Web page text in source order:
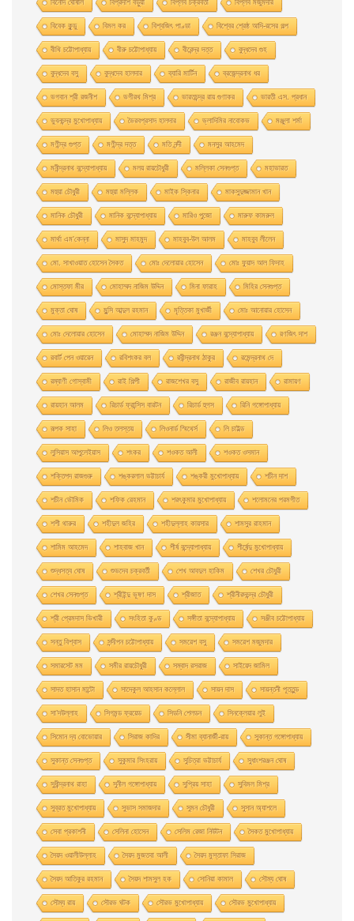
বিনোদ ঘোষাল বিপ্রদাশ বড়ুয়া বিপ্লব চক্রবর্তী বিপ্লব মজুমদার
বিবেক কুন্ডু বিমল কর বিশ্বজিৎ পাণ্ডা বিশ্বের শ্রেষ্ঠ আদি-রসের গল্প
বীথি চট্টোপাধ্যায় বীরু চট্টোপাধ্যায় বীরেন্দ্র দত্ত বুদ্ধদেব গুহ
বুদ্ধদেব বসু বুদ্ধদেব হালদার ব্যারি মার্টিন ব্রজেন্দ্রনাথ ধর
ভগবান শ্রী রজনীশ ভগীরথ মিশ্র ভারতচন্দ্র রায় গুণাকর ভারতী এস. প্রধান
ভুবনচন্দ্র মুখোপাধ্যায় ভৈরবপ্রসাদ হালদার ভ্লাদিমির নাবোকভ মঞ্জুলা শর্মা
মণীন্দ্র গুপ্ত মণীন্দ্র দত্ত মতি নন্দী মনসুর আহমেদ
মনীন্দ্রনাথ বন্দ্যোপাধ্যায় মলয় রায়চৌধুরী মল্লিকা সেনগুপ্ত মহাভারত
মহুয়া চৌধুরী মহুয়া মল্লিক মাইক স্কিনার মাকসুদুজ্জামান খান
মানিক চৌধুরী মানিক বন্দ্যোপাধ্যায় মারিও পুজো মারুফ কামরুল
মার্থা এম'কেন্না মাসুদ মাহমুদ মাহবুব-উল আলম মাহবুব লীলেন
মাে. সাখাওয়াত হােসেন সৈকত মােঃ দেলােয়ার হােসেন মােঃ ফুয়াদ আল ফিদাহ
মােস্তফা মীর মােহাম্মদ নাজিম উদ্দিন মিনা ফারাহ মিহির সেনগুপ্ত
মুক্তা ঘোষ মুন্সি আব্দুল রহমান মৃত্তিকা মুখার্জী মোঃ আনোয়ার হোসেন
মোঃ দেলোয়ার হােসেন মোহাম্মদ নাজিম উদ্দিন রঞ্জন বন্দ্যোপাধ্যায় রণজিৎ দাশ
রবার্ট পেন ওয়ারেন রবিশংকর বল রবীন্দ্রনাথ ঠাকুর রমেন্দ্রনাথ দে
রম্যাণী গোস্বামী রাই শিল্পী রাজশেখর বসু রাজীব রায়হান রামায়ণ
রায়হান আলম রিচার্ড ফ্রান্সিস বারটন রিচার্ড হুগস রিনি গঙ্গোপাধ্যায়
রূপক সাহা লিও তলস্তয় লিওনার্ড স্মিথের্স লি চাইল্ড
লুসিয়াস আপুলেইয়াস শংকর শওকত আলী শওকত ওসমান
শক্তিপদ রাজগুরু শঙ্করলাল ভট্টাচার্য শঙ্করী মুখােপাধ্যায় শচীন দাশ
শচীন ভৌমিক শফিক রেহমান শরৎকুমার মুখোপাধ্যায় শলোমনের পরমগীত
শশী থারুর শহীদুল জহির শহীদুল্লাহ কায়সার শামসুর রাহমান
শামিম আহমেদ শাহবাজ খান শীর্ষ বন্দ্যোপাধ্যায় শীর্ষেন্দু মুখোপাধ্যায়
শুদ্ধসত্ব ঘোষ শুভদেব চক্রবর্তী শেখ আবদুল হাকিম শেখর চৌধুরী
শেখর সেনগুপ্ত শ্রীইন্দু ভূষণ দাস শ্রীজাত শ্রীনীরদচন্দ্র চৌধুরী
শ্রী প্রেমদাস ভিখারী সংহিতা কুণ্ড সঙ্গীতা বন্দ্যোপাধ্যায় সঞ্জীব চট্টোপাধ্যায়
সন্তু বিশ্বাস সন্দীপন চট্টোপাধ্যায় সমরেশ বসু সমরেশ মজুমদার
সমারসেট মম সমীর রায়চৌধুরী সম্বাদ রসরাজ সাইয়েদ জামিল
সাদত হাসান মান্টো সাদেকুল আহসান কল্লোল সায়ন দাস সায়ন্তনী পূততুন্ড
সা’দউল্লাহ সিগমন্ড ফ্রয়েড সিডনি শেলডন সিনক্লেয়ার লুই
সিমোন দ্য বোভোয়ার সিরাজ কাদির সীমা ব্যানার্জী-রায় সুকান্ত গঙ্গোপাধ্যায়
সুকান্ত সেনগুপ্ত সুকুমার সিংহরায় সুচিত্রা ভট্টাচার্য সুধাংশরঞ্জন ঘোষ
সুধীন্দ্রনাথ রাহা সুনীল গঙ্গোপাধ্যায় সুপ্রিয় সাহা সুবিমল মিশ্র
সুব্রত মুখোপাধ্যায় সুভাস সমাজদার সুমন চৌধুরী সুসান অ্যাশলে
সেবা প্রকাশনী সেলিনা হােসেন সেলিম রেজা নিউটন সৈকত মুখোপাধ্যায়
সৈয়দ ওয়ালীউল্লাহ সৈয়দ মুজতবা আলী সৈয়দ মুস্তাফা সিরাজ
সৈয়দ আতিকুর রহমান সৈয়দ শামসুল হক সোনিয়া কামাল সৌম্য ঘােষ
সৌম্য রায় সৌরভ ঘটক সৌরভ মুখােপাধ্যায় সৌরভ মুখোপাধ্যায়